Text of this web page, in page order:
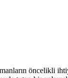
öncelikli